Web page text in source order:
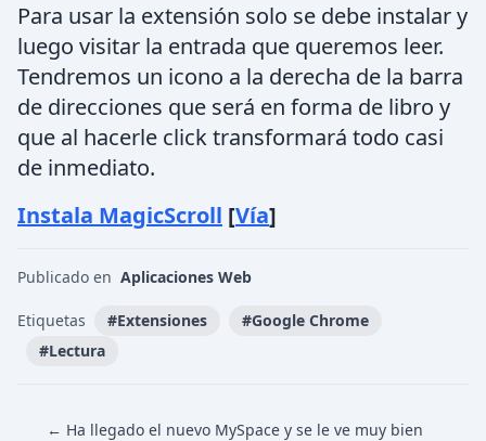
Para usar la extensión solo se debe instalar y
luego visitar la entrada que queremos leer.
Tendremos un icono a la derecha de la barra
de direcciones que será en forma de libro y
que al hacerle click transformará todo casi
de inmediato.
Instala MagicScroll [Vía]
Publicado en Aplicaciones Web
Etiquetas #Extensiones #Google Chrome
#Lectura
← Ha llegado el nuevo MySpace y se le ve muy bien